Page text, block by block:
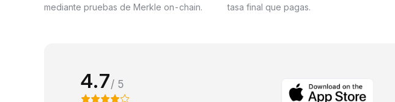
mediante pruebas de Merkle on-chain.
tasa final que pagas.
4.7/ 5